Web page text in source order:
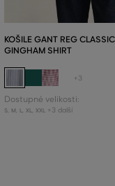
KOŠILE GANT REG
GINGHAM SHIRT
+3
Dostupné velikosti:
S M L XL XXL +3 další